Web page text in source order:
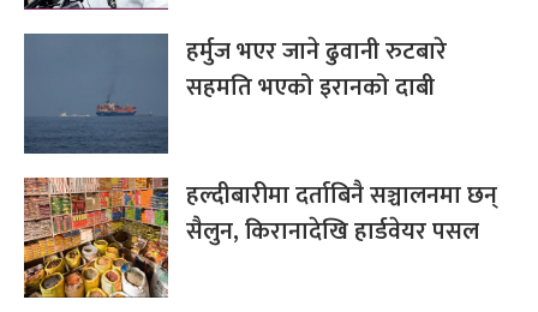
हर्मुज भएर जाने ढुवानी रुटबारे
सहमति भएको इरानको दाबी
हल्दीबारीमा दर्ताबिनै सञ्चालनमा छन्
सैलुन, किरानादेखि हार्डवेयर पसल